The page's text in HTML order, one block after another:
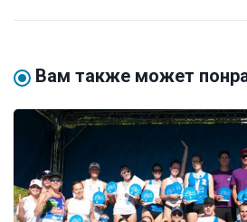
Вам также может